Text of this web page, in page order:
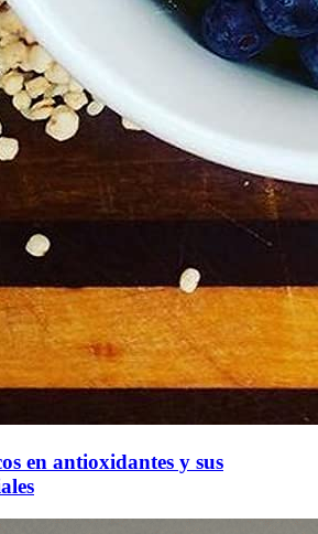
en antioxidantes y sus